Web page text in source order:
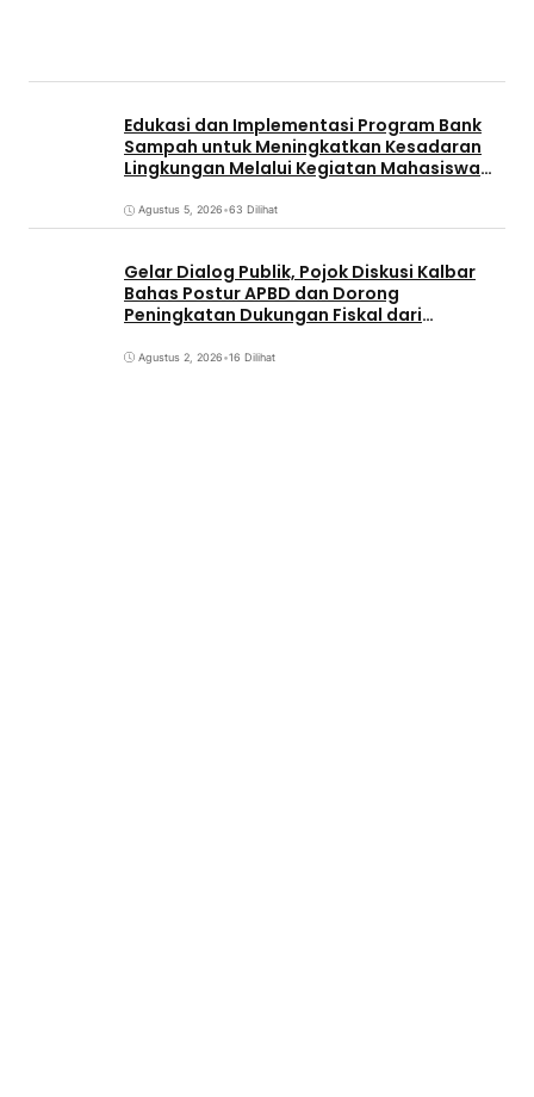
Edukasi dan Implementasi Program Bank
Sampah untuk Meningkatkan Kesadaran
Lingkungan Melalui Kegiatan Mahasiswa
Agustus 5, 2026•63 Dilihat
Gelar Dialog Publik, Pojok Diskusi Kalbar
Bahas Postur APBD dan Dorong
Peningkatan Dukungan Fiskal dari
Agustus 2, 2026•16 Dilihat